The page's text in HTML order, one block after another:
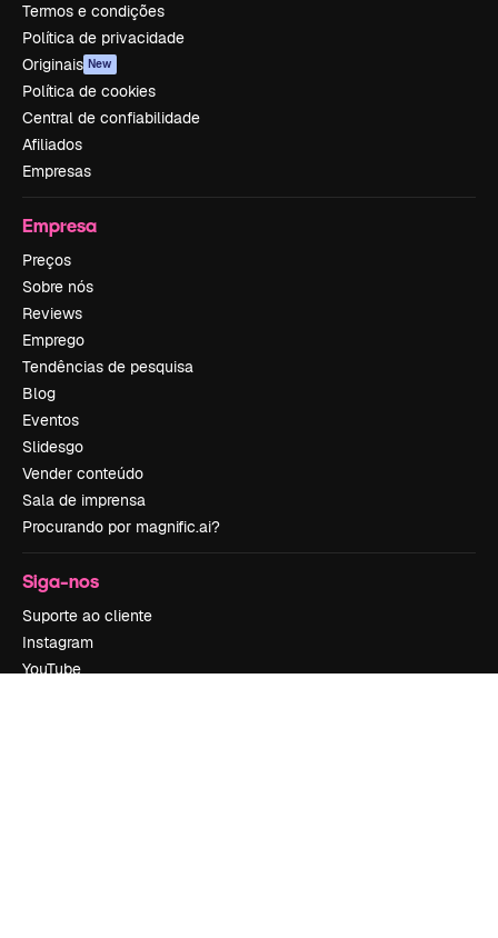
Termos e condições
Política de privacidade
Originais New
Política de cookies
Central de confiabilidade
Afiliados
Empresas
Empresa
Preços
Sobre nós
Reviews
Emprego
Tendências de pesquisa
Blog
Eventos
Slidesgo
Vender conteúdo
Sala de imprensa
Procurando por magnific.ai?
Siga-nos
Suporte ao cliente
Instagram
YouTube